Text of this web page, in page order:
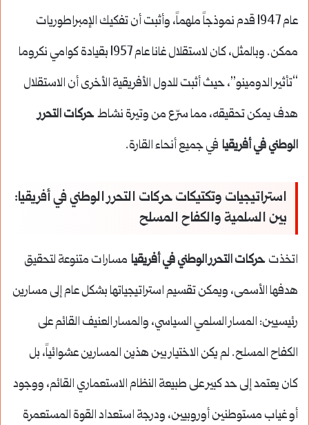
عام 1947 قدم نموذجاً ملهماً، وأثبت أن تفكيك الإمبراطوريات
ممكن. وبالمثل، كان لاستقلال غانا عام 1957 بقيادة كوامي نكروما
“تأثير الدومينو”، حيث أثبت للدول الأفريقية الأخرى أن الاستقلال
هدف يمكن تحقيقه، مما سرّع من وتيرة نشاطحركات التحرر
الوطني في أفريقيا في جميع أنحاء القارة.
استراتيجيات وتكتيكات حركات التحرر الوطني في أفريقيا:
بين السلمية والكفاح المسلح
اتخذتحركات التحرر الوطني في أفريقيا مسارات متنوعة لتحقيق
هدفها الأسمى، ويمكن تقسيم استراتيجياتها بشكل عام إلى مسارين
رئيسيين: المسار السلمي السياسي، والمسار العنيف القائم على
الكفاح المسلح. لم يكن الاختيار بين هذين المسارين عشوائياً، بل
كان يعتمد إلى حد كبير على طبيعة النظام الاستعماري القائم، ووجود
أو غياب مستوطنين أوروبيين، ودرجة استعداد القوة المستعمرة